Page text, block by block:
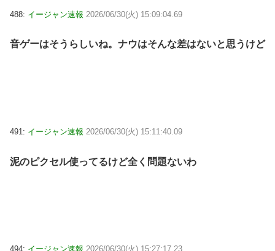
488: イージャン速報 2026/06/30(火) 15:09:04.69
音ゲーはそうらしいね。ナウはそんな差はないと思うけど
491: イージャン速報 2026/06/30(火) 15:11:40.09
泥のピクセル使ってるけど全く問題ないわ
494: イージャン速報 2026/06/30(火) 15:27:17.23